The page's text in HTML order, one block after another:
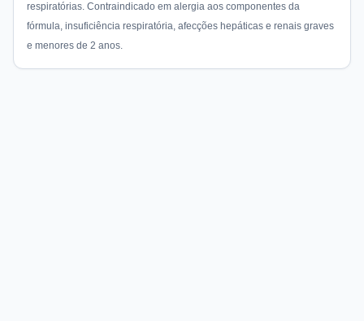
respiratórias. Contraindicado em alergia aos componentes da
fórmula, insuficiência respiratória, afecções hepáticas e renais graves
e menores de 2 anos.